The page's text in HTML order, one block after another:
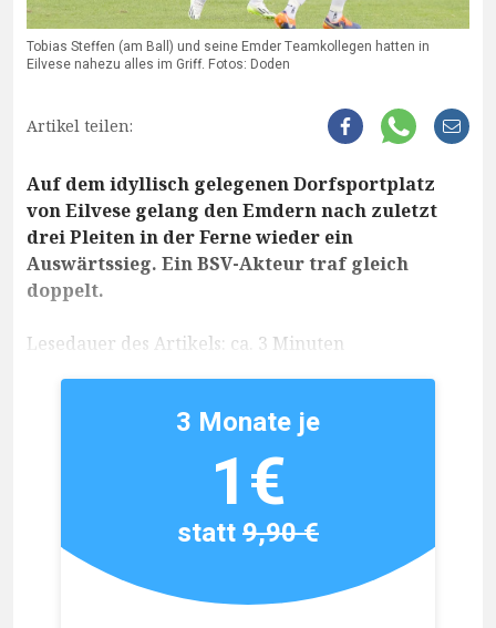
Tobias Steffen (am Ball) und seine Emder Teamkollegen hatten in
Eilvese nahezu alles im Griff. Fotos: Doden
Artikel teilen:
Auf dem idyllisch gelegenen Dorfsportplatz
von Eilvese gelang den Emdern nach zuletzt
drei Pleiten in der Ferne wieder ein
Auswärtssieg. Ein BSV-Akteur traf gleich
doppelt.
Lesedauer des Artikels: ca. 3 Minuten
3 Monate je
1€
statt9,90 €